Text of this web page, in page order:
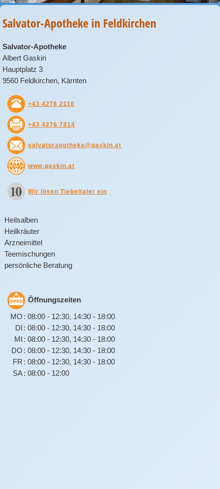
Salvator-Apotheke in Feldkirchen
Salvator-Apotheke
Albert Gaskin
Hauptplatz 3
9560 Feldkirchen, Kärnten
+43 4276 2110
+43 4276 7814
salvatorapotheke@gaskin.at
www.gaskin.at
Wir lösen Tiebeltaler ein
Heilsalben
Heilkräuter
Arzneimittel
Teemischungen
persönliche Beratung
Öffnungszeiten
MO : 08:00 - 12:30, 14:30 - 18:00
DI : 08:00 - 12:30, 14:30 - 18:00
MI : 08:00 - 12:30, 14:30 - 18:00
DO : 08:00 - 12:30, 14:30 - 18:00
FR : 08:00 - 12:30, 14:30 - 18:00
SA: 08:00 - 12:00